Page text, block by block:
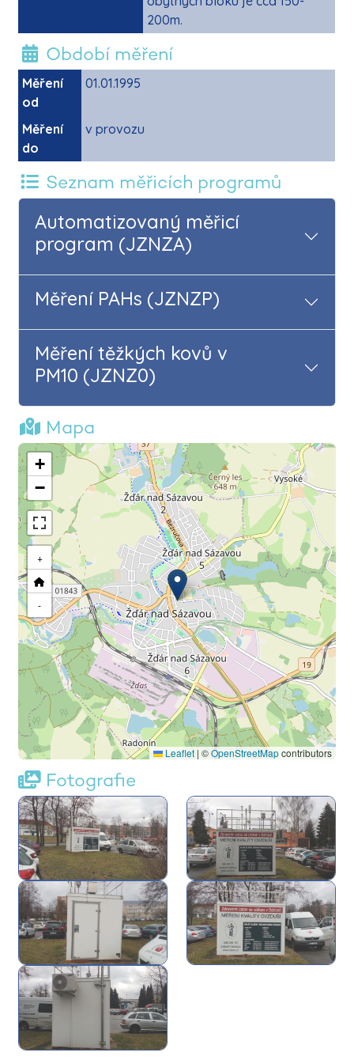
200m.
Období měření
Měření
od
01.01.1995
Měření
do
v provozu
Seznam měřicích programů
Automatizovaný měřicí
program (JZNZA)
Měření PAHs (JZNZP)
Měření těžkých kovů v
PM10 (JZNZ0)
Mapa
+
−
+
-
Leaflet | ©OpenStreetMapcontributors
Fotografie